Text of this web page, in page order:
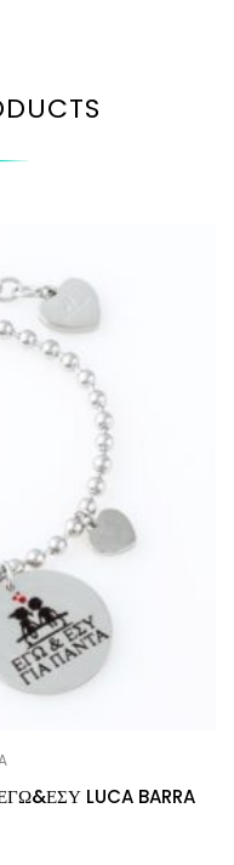
LUCA BARRA